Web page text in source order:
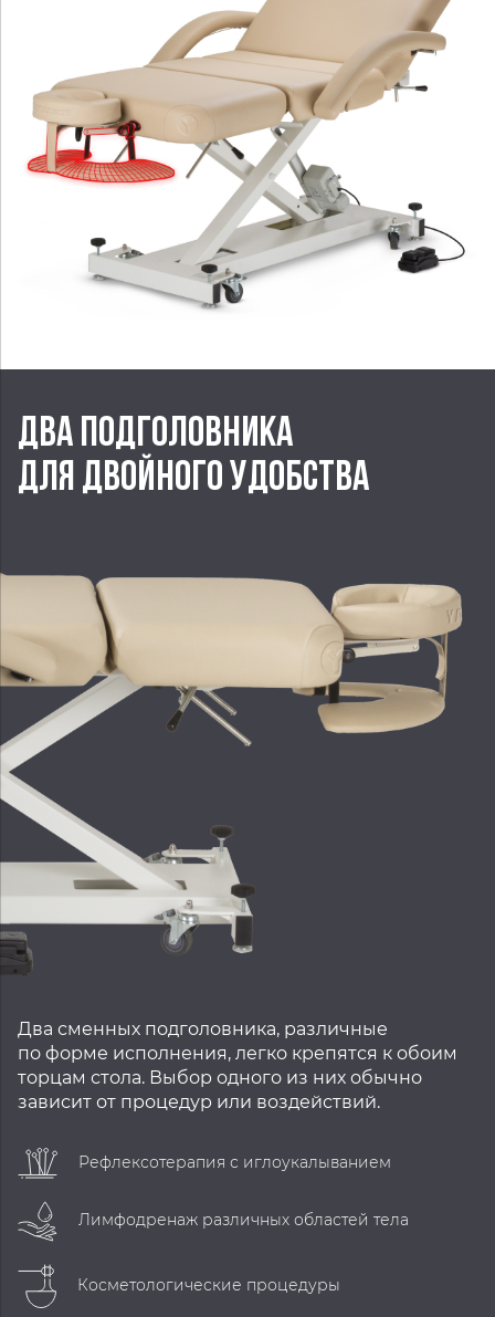
ДВА ПОДГОЛОВНИКА
ДЛЯ ДВОЙНОГО УДОБСТВА
Мануальная терапия
Общий массаж
Два сменных подголовника, различные
по форме исполнения, легко крепятся к обоим
торцам стола. Выбор одного из них обычно
зависит от процедур или воздействий.
Рефлексотерапия с иглоукалыванием
Лимфодренаж различных областей тела
Косметологические процедуры